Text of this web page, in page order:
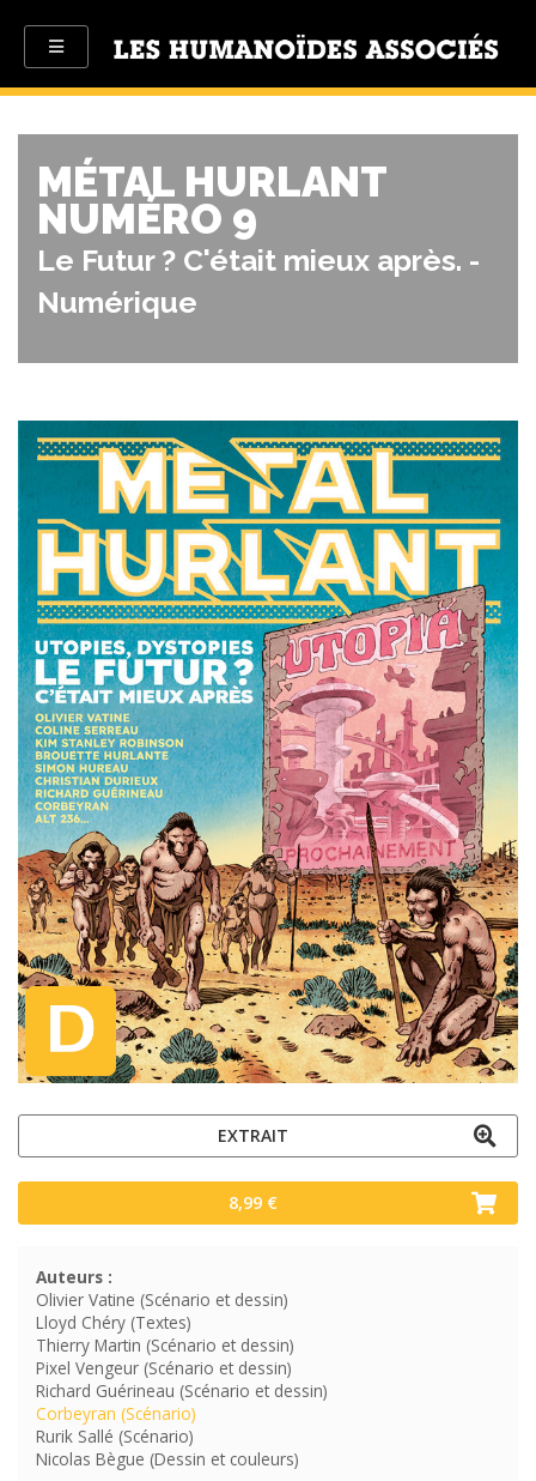
MÉTAL HURLANT
NUMÉRO 9
Le Futur ? C'était mieux après. -
Numérique
EXTRAIT
8,99 €
Auteurs :
Olivier Vatine (Scénario et dessin)
Lloyd Chéry (Textes)
Thierry Martin (Scénario et dessin)
Pixel Vengeur (Scénario et dessin)
Richard Guérineau (Scénario et dessin)
Corbeyran (Scénario)
Rurik Sallé (Scénario)
Nicolas Bègue (Dessin et couleurs)